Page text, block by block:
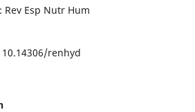
Esp Nutr Hum
renhyd